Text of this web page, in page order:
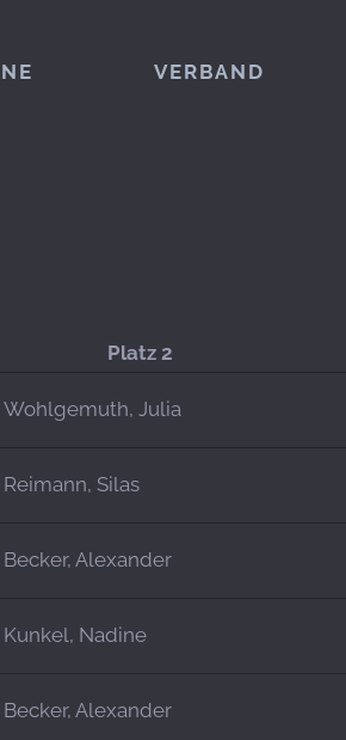
VERBAND
Platz 2
Wohlgemuth, Julia
Reimann, Silas
Becker, Alexander
Kunkel, Nadine
Becker, Alexander